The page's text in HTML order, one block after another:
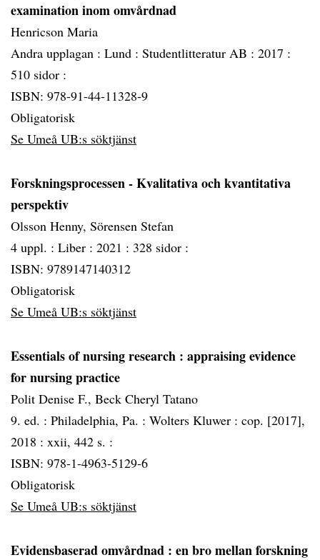
examination inom omvårdnad
Henricson Maria
Andra upplagan : Lund : Studentlitteratur AB : 2017 :
510 sidor :
ISBN: 978-91-44-11328-9
Obligatorisk
Se Umeå UB:s söktjänst
Forskningsprocessen - Kvalitativa och kvantitativa
perspektiv
Olsson Henny, Sörensen Stefan
4 uppl. : Liber : 2021 : 328 sidor :
ISBN: 9789147140312
Obligatorisk
Se Umeå UB:s söktjänst
Essentials of nursing research : appraising evidence
for nursing practice
Polit Denise F., Beck Cheryl Tatano
9. ed. : Philadelphia, Pa. : Wolters Kluwer : cop. [2017],
2018 : xxii, 442 s. :
ISBN: 978-1-4963-5129-6
Obligatorisk
Se Umeå UB:s söktjänst
Evidensbaserad omvårdnad : en bro mellan forskning